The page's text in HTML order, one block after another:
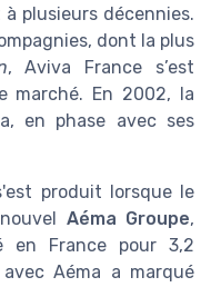
plusieurs décennies.
dont la plus
, Aviva France s’est
marché. En 2002, la
en phase avec ses
produit lorsque le
Aéma Groupe,
en France pour 3,2
Aéma a marqué